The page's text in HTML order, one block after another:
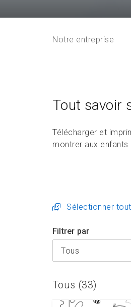
Notre entreprise
Tout savoir
Télécharger et
montrer aux
Filtrer par
Tous
Tous (33)
Sélectionner tout